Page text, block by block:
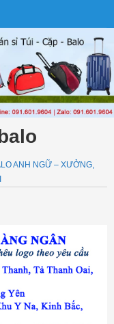
ANH NGỮ – XƯỞNG,